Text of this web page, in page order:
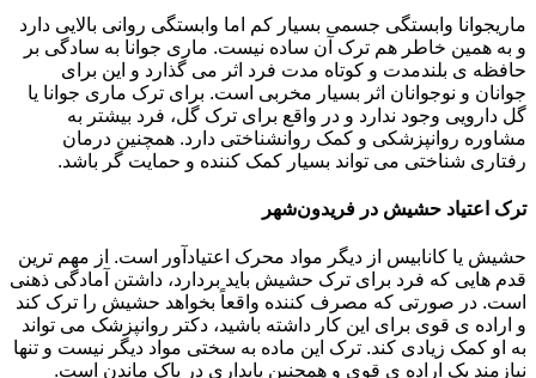
ماریجوانا وابستگی جسمی بسیار کم اما وابستگی روانی بالایی دارد
و به همین خاطر هم ترک آن ساده نیست. ماری جوانا به سادگی بر
حافظه ی بلندمدت و کوتاه مدت فرد اثر می گذارد و این برای
جوانان و نوجوانان اثر بسیار مخربی است. برای ترک ماری جوانا یا
گل دارویی وجود ندارد و در واقع برای ترک گل، فرد بیشتر به
مشاوره روانپزشکی و کمک روانشناختی دارد. همچنین درمان
رفتاری شناختی می تواند بسیار کمک کننده و حمایت گر باشد.
ترک اعتیاد حشیش در فریدون‌شهر
حشیش یا کانابیس از دیگر مواد محرک اعتیادآور است. از مهم ترین
قدم هایی که فرد برای ترک حشیش باید بردارد، داشتن آمادگی ذهنی
است. در صورتی که مصرف کننده واقعاً بخواهد حشیش را ترک کند
و اراده ی قوی برای این کار داشته باشید، دکتر روانپزشک می تواند
به او کمک زیادی کند. ترک این ماده به سختی مواد دیگر نیست و تنها
نیازمند یک اراده ی قوی و همچنین پایداری در پاک ماندن است.